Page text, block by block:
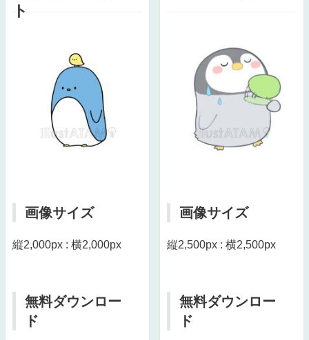
ト
画像サイズ
縦2,000px : 横2,000px
無料ダウンロー
ド
画像サイズ
縦2,500px : 横2,500px
無料ダウンロー
ド